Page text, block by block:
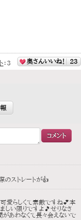
： 3 奥さんいいね！ 23
のストレートが👍
愛らしくて素敵ですね💕本
しい限りですよ🎵せりなさ
あわなくて長々会えないで